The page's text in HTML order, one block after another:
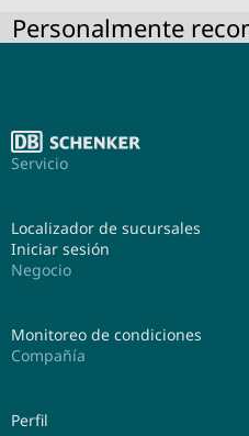
Personalmente
Servicio
Localizador de sucursales
Iniciar sesión
Negocio
Monitoreo de condiciones
Compañía
Perfil